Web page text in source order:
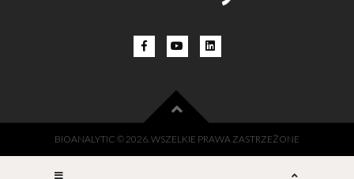
BIOANALYTIC © 2026. WSZELKIE PRAWA ZASTRZEŻONE